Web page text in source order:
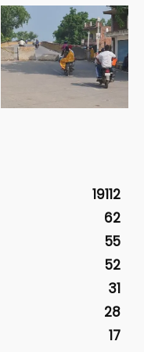
19112
62
55
52
31
28
17